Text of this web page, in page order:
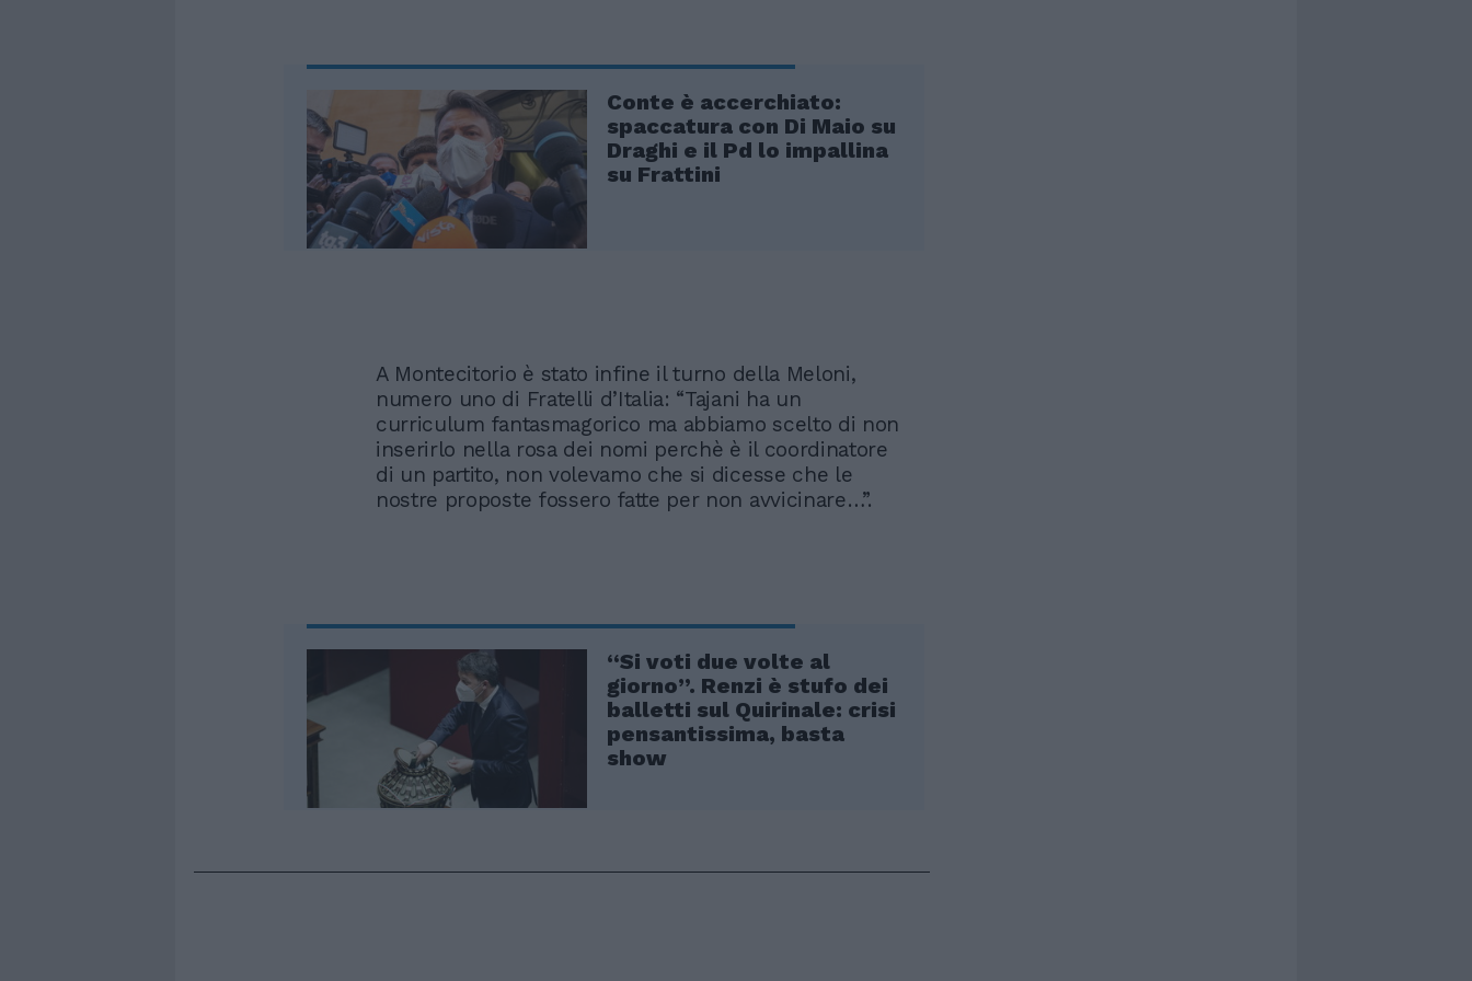
Conte è accerchiato:
spaccatura con Di Maio su
Draghi e il Pd lo impallina
su Frattini
A Montecitorio è stato infine il turno della Meloni,
numero uno di Fratelli d’Italia: “Tajani ha un
curriculum fantasmagorico ma abbiamo scelto di non
inserirlo nella rosa dei nomi perchè è il coordinatore
di un partito, non volevamo che si dicesse che le
nostre proposte fossero fatte per non avvicinare…”.
“Si voti due volte al
giorno”. Renzi è stufo dei
balletti sul Quirinale: crisi
pensantissima, basta
show